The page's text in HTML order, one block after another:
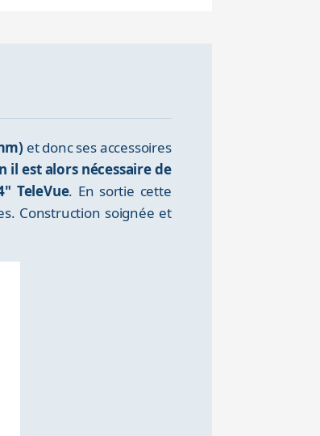
et donc ses accessoires
est alors nécessaire de
TeleVue. En sortie cette
Construction soignée et